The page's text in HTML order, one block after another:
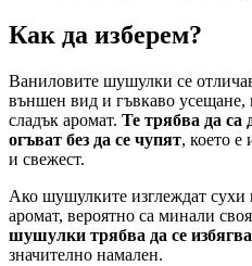
Как да изберем?
Ваниловите шушулки се
външен вид и гъвкаво усещане,
сладък аромат. Те трябва да са
огъват без да се чупят, което е
и свежест.
Ако шушулките изглеждат
аромат, вероятно са минали
шушулки трябва да се
значително намален.